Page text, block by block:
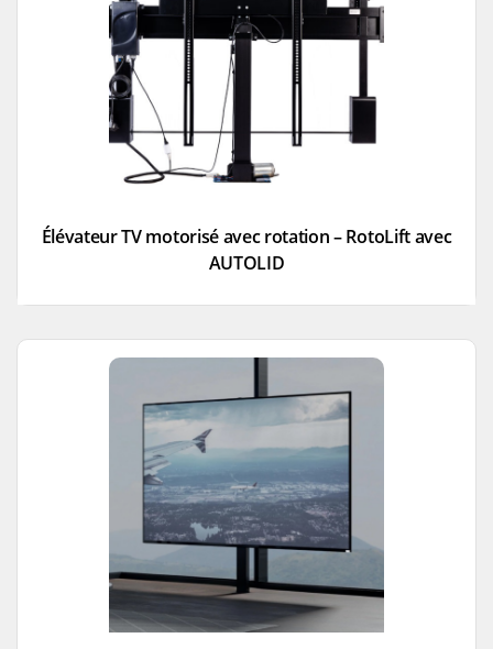
Élévateur TV motorisé avec rotation – RotoLift avec
AUTOLID